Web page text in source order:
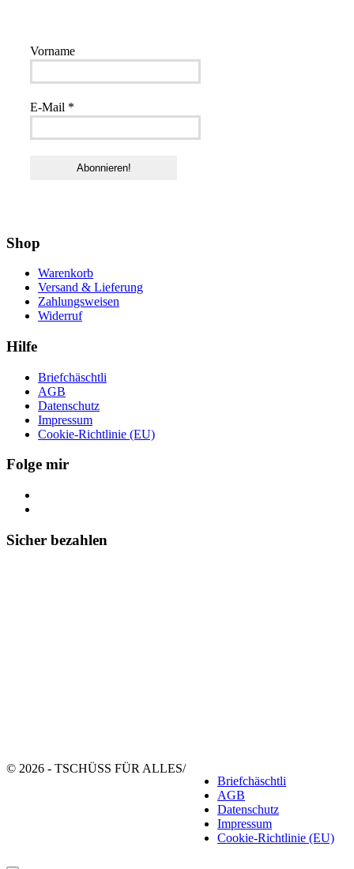
Vorname
E-Mail *
Shop
Warenkorb
Versand & Lieferung
Zahlungsweisen
Widerruf
Hilfe
Briefchäschtli
AGB
Datenschutz
Impressum
Cookie-Richtlinie (EU)
Folge mir
Sicher bezahlen
© 2026 - TSCHÜSS FÜR ALLES/
Briefchäschtli
AGB
Datenschutz
Impressum
Cookie-Richtlinie (EU)